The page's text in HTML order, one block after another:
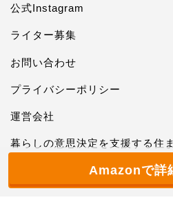
公式Instagram
ライター募集
お問い合わせ
プライバシーポリシー
運営会社
暮らしの意思決定を支援する住
Amazonで詳